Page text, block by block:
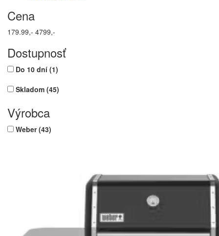
Cena
179.99,- 4799,-
Dostupnosť
Do 10 dní (1)
Skladom (45)
Výrobca
Weber(43)